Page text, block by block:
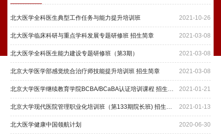
2021-10-26
北大医学全科医生典型工作任务与能力提升培训班
2021-03-08
北大医学临床科研与重点学科发展专题研修班 招生简章
2021-03-08
北大医学全科医生能力建设专题研修班（第3期）
2021-03-08
北京大学医学部感觉统合治疗师技能提升培训班 招生简章
2021-01-21
北京大学医学继续教育学院BCBA/BCaBA认证培训课程 招生简章
2021-01-13
北京大学现代医院管理职业化培训班（第133期院长班) 招生简章
2020-06-30
北大医学健康中国领航计划